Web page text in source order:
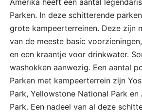
Parken. In deze schitterende
grote kampeerterreinen. Deze zijn
van de meeste basic
en een kraantje voor drinkwater.
washokken aanwezig. Een aantal
Parken met kampeerterrein zijn
Park, Yellowstone National Park
Park. Een nadeel van al deze